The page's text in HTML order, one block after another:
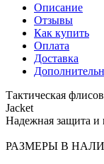
Описание
Отзывы
Как купить
Оплата
Доставка
Тактическая
Jacket
Надежная защита
РАЗМЕРЫ В